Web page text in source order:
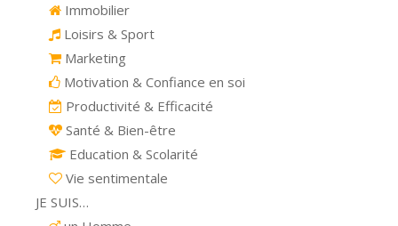
Immobilier
Loisirs & Sport
Marketing
Motivation & Confiance en soi
Productivité & Efficacité
Santé & Bien-être
Education & Scolarité
Vie sentimentale
JE SUIS…